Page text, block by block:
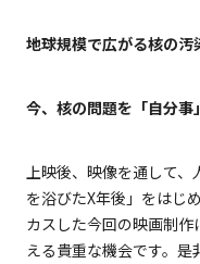
地球規模で広がる核の汚
今、核の問題を「自分
上映後、映像を通して
を浴びたX年後」をはじ
カスした今回の映画制
える貴重な機会です。